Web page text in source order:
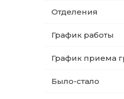
Отделения
График работы
График приема
Было-стало